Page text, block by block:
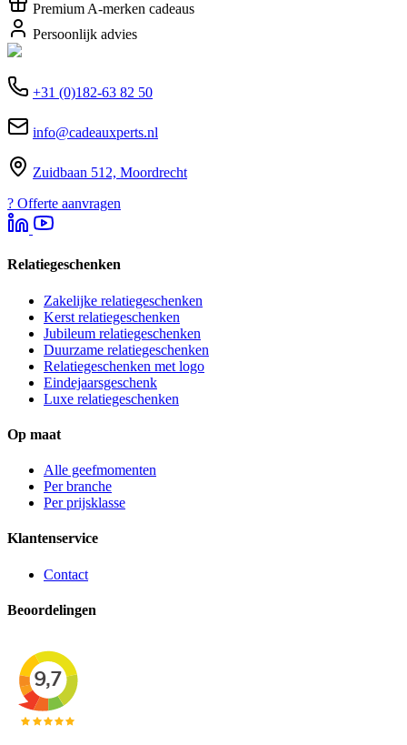
Premium A-merken cadeaus
Persoonlijk advies
+31 (0)182-63 82 50
info@cadeauxperts.nl
Zuidbaan 512, Moordrecht
? Offerte aanvragen
Relatiegeschenken
Zakelijke relatiegeschenken
Kerst relatiegeschenken
Jubileum relatiegeschenken
Duurzame relatiegeschenken
Relatiegeschenken met logo
Eindejaarsgeschenk
Luxe relatiegeschenken
Op maat
Alle geefmomenten
Per branche
Per prijsklasse
Klantenservice
Contact
Beoordelingen